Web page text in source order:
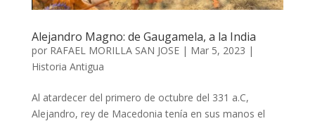
Alejandro Magno: de Gaugamela, a la India
por RAFAEL MORILLA SAN JOSE| Mar 5, 2023 |
Historia Antigua
Al atardecer del primero de octubre del 331 a.C,
Alejandro, rey de Macedonia tenía en sus manos el